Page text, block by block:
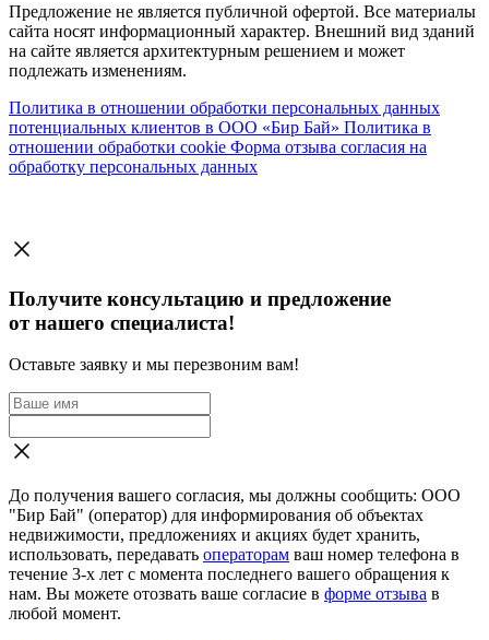
Предложение не является публичной офертой. Все материалы
сайта носят информационный характер. Внешний вид зданий
на сайте является архитектурным решением и может
подлежать изменениям.
Политика в отношении обработки персональных данных
потенциальных клиентов в ООО «Бир Бай» Политика в
отношении обработки cookie Форма отзыва согласия на
обработку персональных данных
Получите консультацию и предложение
от нашего специалиста!
Оставьте заявку и мы перезвоним вам!
До получения вашего согласия, мы должны сообщить: ООО
"Бир Бай" (оператор) для информирования об объектах
недвижимости, предложениях и акциях будет хранить,
использовать, передавать операторам ваш номер телефона в
течение 3-х лет с момента последнего вашего обращения к
нам. Вы можете отозвать ваше согласие в форме отзыва в
любой момент.